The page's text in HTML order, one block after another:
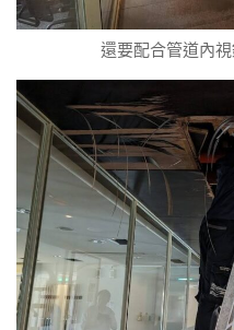
還要配合管道內